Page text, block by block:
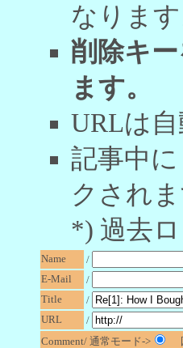
なります
削除キ
ます。
URLは
記事中
クされ
*) 過去
Name
/
E-Mail
/
Title
/
URL
/
Comment/ 通常モード->